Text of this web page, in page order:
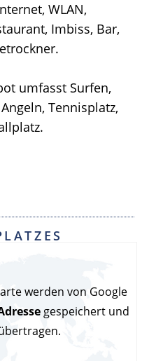
WLAN,
Imbiss, Bar,
umfasst Surfen,
Tennisplatz,
werden von Google
gespeichert und